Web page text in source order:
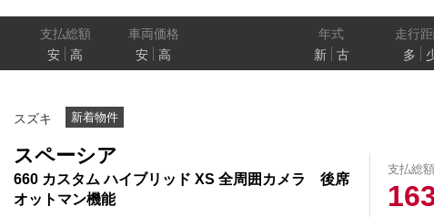
ロパイロット パーキング
クルーズコントロール
支払総額
安
高
車両価格
安
高
年式
新
古
走行
多
スズキ 新着物件
スペーシア
660 カスタム ハイブリッド XS 全周囲カメラ 後席
オットマン機能
支払総額